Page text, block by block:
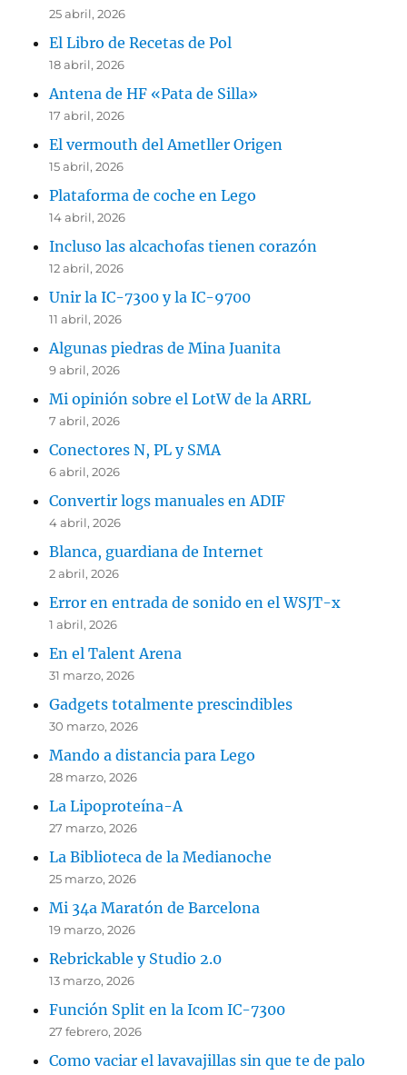
25 abril, 2026
El Libro de Recetas de Pol
18 abril, 2026
Antena de HF «Pata de Silla»
17 abril, 2026
El vermouth del Ametller Origen
15 abril, 2026
Plataforma de coche en Lego
14 abril, 2026
Incluso las alcachofas tienen corazón
12 abril, 2026
Unir la IC-7300 y la IC-9700
11 abril, 2026
Algunas piedras de Mina Juanita
9 abril, 2026
Mi opinión sobre el LotW de la ARRL
7 abril, 2026
Conectores N, PL y SMA
6 abril, 2026
Convertir logs manuales en ADIF
4 abril, 2026
Blanca, guardiana de Internet
2 abril, 2026
Error en entrada de sonido en el WSJT-x
1 abril, 2026
En el Talent Arena
31 marzo, 2026
Gadgets totalmente prescindibles
30 marzo, 2026
Mando a distancia para Lego
28 marzo, 2026
La Lipoproteína-A
27 marzo, 2026
La Biblioteca de la Medianoche
25 marzo, 2026
Mi 34a Maratón de Barcelona
19 marzo, 2026
Rebrickable y Studio 2.0
13 marzo, 2026
Función Split en la Icom IC-7300
27 febrero, 2026
Como vaciar el lavavajillas sin que te de palo